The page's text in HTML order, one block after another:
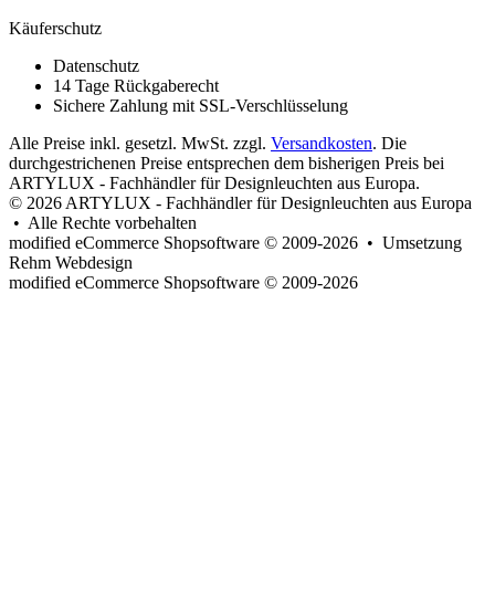
Käuferschutz
Datenschutz
14 Tage Rückgaberecht
Sichere Zahlung mit SSL-Verschlüsselung
Alle Preise inkl. gesetzl. MwSt. zzgl. Versandkosten. Die
durchgestrichenen Preise entsprechen dem bisherigen Preis bei
ARTYLUX - Fachhändler für Designleuchten aus Europa.
© 2026 ARTYLUX - Fachhändler für Designleuchten aus Europa
• Alle Rechte vorbehalten
modified eCommerce Shopsoftware © 2009-2026 • Umsetzung
Rehm Webdesign
modified eCommerce Shopsoftware © 2009-2026